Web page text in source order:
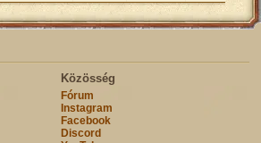
Közösség
Fórum
Instagram
Facebook
Discord